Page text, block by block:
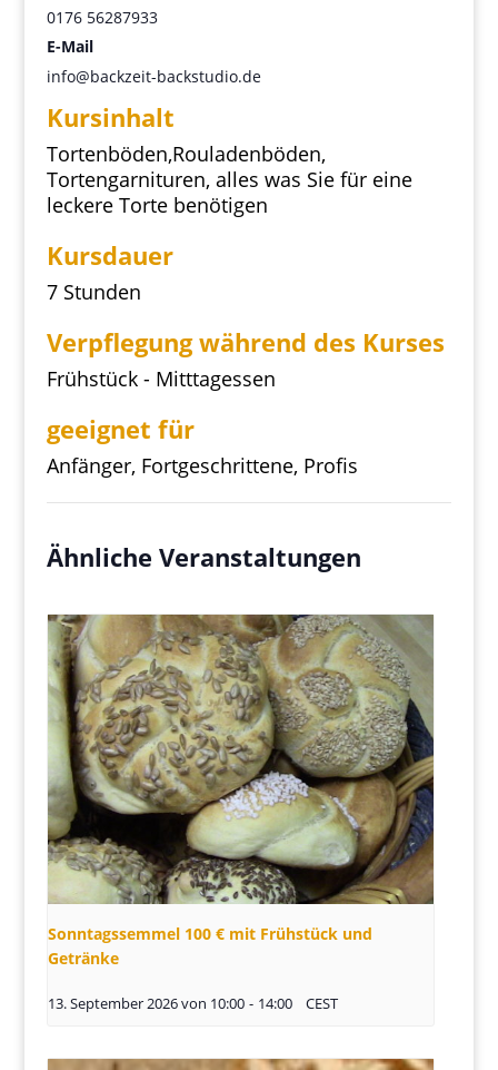
0176 56287933
E-Mail
info@backzeit-backstudio.de
Kursinhalt
Tortenböden,Rouladenböden,
Tortengarnituren, alles was Sie für eine
leckere Torte benötigen
Kursdauer
7 Stunden
Verpflegung während des Kurses
Frühstück - Mitttagessen
geeignet für
Anfänger, Fortgeschrittene, Profis
Ähnliche Veranstaltungen
Sonntagssemmel 100 € mit Frühstück und
Getränke
13. September 2026 von 10:00 - 14:00 CEST